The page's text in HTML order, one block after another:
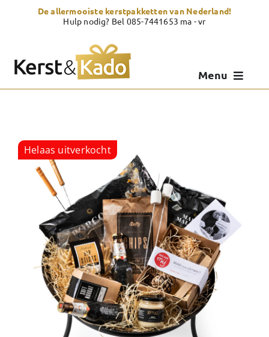
De allermooiste kerstpakketten van Nederland!
Hulp nodig? Bel 085-7441653 ma - vr
Menu
Zelf samenstellen
Showroom
Over Kerst & Kado
Helaas uitverkocht